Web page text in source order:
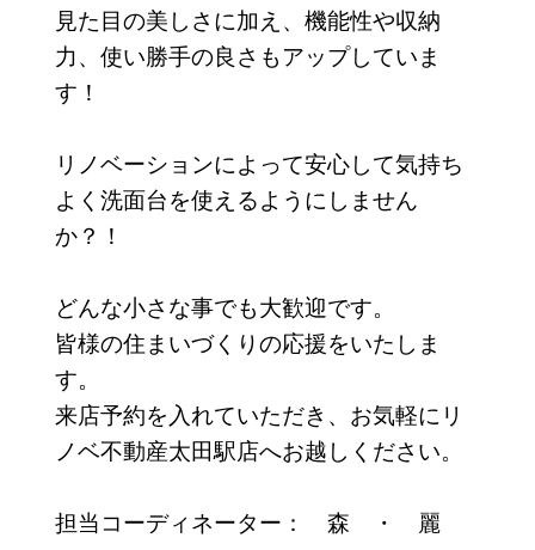
見た目の美しさに加え、機能性や収納
力、使い勝手の良さもアップしていま
す！
リノベーションによって安心して気持ち
よく洗面台を使えるようにしません
か？！
どんな小さな事でも大歓迎です。
皆様の住まいづくりの応援をいたしま
す。
来店予約を入れていただき、お気軽にリ
ノベ不動産太田駅店へお越しください。
担当コーディネーター： 森 ・ 麗